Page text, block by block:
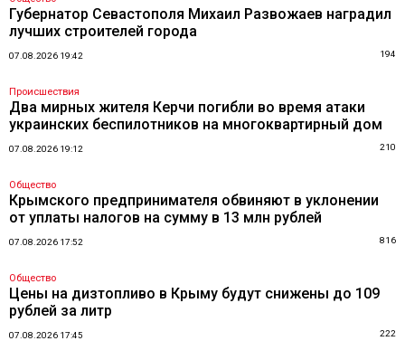
Губернатор Севастополя Михаил Развожаев наградил
лучших строителей города
07.08.2026 19:42 194
Происшествия
Два мирных жителя Керчи погибли во время атаки
украинских беспилотников на многоквартирный дом
07.08.2026 19:12 210
Общество
Крымского предпринимателя обвиняют в уклонении
от уплаты налогов на сумму в 13 млн рублей
07.08.2026 17:52 816
Общество
Цены на дизтопливо в Крыму будут снижены до 109
рублей за литр
07.08.2026 17:45 222